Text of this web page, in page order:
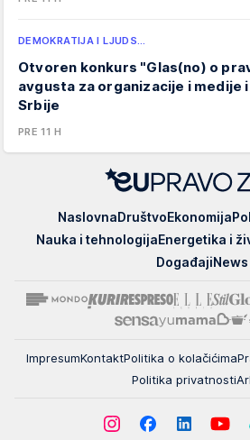
DEMOKRATIJA I LJUDS…
Otvoren konkurs "Glas(no) o
avgusta za organizacije i medije
Srbije
PRE 11 H
EUpravo
zato
NaslovnaDruštvoEkonomija
Nauka i tehnologijaEnergetika i
DogađajiNews
ImpresumKontaktPolitika o kolačićima
Politika privatnosti